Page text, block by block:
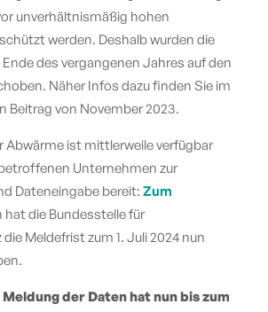
unverhältnismäßig hohen
werden. Deshalb wurden die
des vergangenen Jahres auf den
Näher Infos dazu finden Sie im
Beitrag von November 2023.
Abwärme ist mittlerweile verfügbar
Unternehmen zur
Dateneingabe bereit: Zum
hat die Bundesstelle für
Meldefrist zum 1. Juli 2024 nun
der Daten hat nun bis zum